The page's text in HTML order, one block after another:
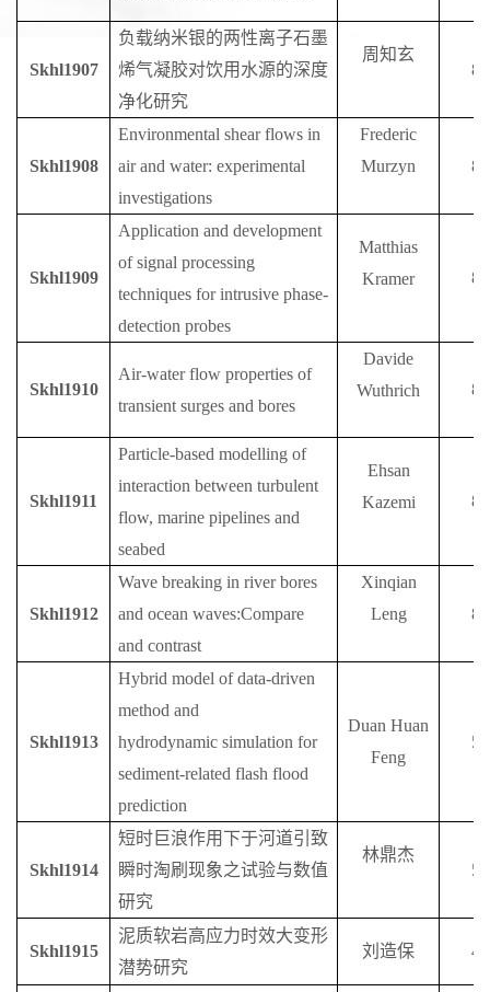
Skhl1907
负载纳米银的两性离子石墨
烯气凝胶对饮用水源的深度
净化研究
周知玄
8
Skhl1908
Environmental shear flows in
air and water: experimental
investigations
Frederic
Murzyn
8
Skhl1909
Application and development
of signal processing
techniques for intrusive phase-
detection probes
Matthias
Kramer
8
Skhl1910
Air-water flow properties of
transient surges and bores
Davide
Wuthrich
8
Skhl1911
Particle-based modelling of
interaction between turbulent
flow, marine pipelines and
seabed
Ehsan
Kazemi
8
Skhl1912
Wave breaking in river bores
and ocean waves:Compare
and contrast
Xinqian
Leng
8
Skhl1913
Hybrid model of data-driven
method and
hydrodynamic simulation for
sediment-related flash flood
prediction
Duan Huan
Feng
5
Skhl1914
短时巨浪作用下于河道引致
瞬时淘刷现象之试验与数值
研究
林鼎杰
5
Skhl1915
泥质软岩高应力时效大变形
潜势研究
刘造保 4